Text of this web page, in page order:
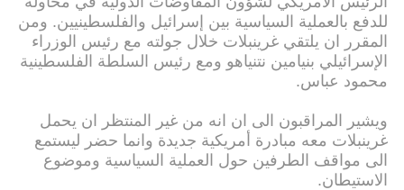
للدفع بالعملية السياسية بين إسرائيل والفلسطينيين. ومن
المقرر ان يلتقي غرينبلات خلال جولته مع رئيس الوزراء
الإسرائيلي بنيامين نتنياهو ومع رئيس السلطة الفلسطينية
محمود عباس.
ويشير المراقبون الى ان انه من غير المنتظر ان يحمل
غرينبلات معه مبادرة أمريكية جديدة وانما حضر ليستمع
الى مواقف الطرفين حول العملية السياسية وموضوع
الاستيطان.